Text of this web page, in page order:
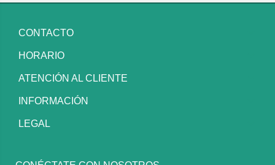
CONTACTO
HORARIO
ATENCIÓN AL CLIENTE
INFORMACIÓN
LEGAL